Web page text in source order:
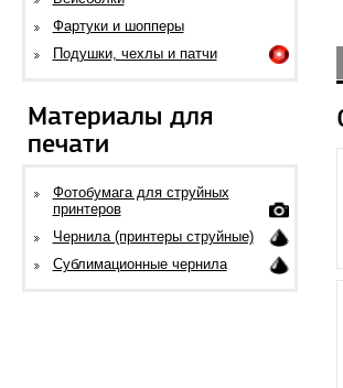
Фартуки и шопперы
Подушки, чехлы и патчи
Материалы для
печати
Фотобумага для струйных
принтеров
Чернила (принтеры струйные)
Сублимационные чернила